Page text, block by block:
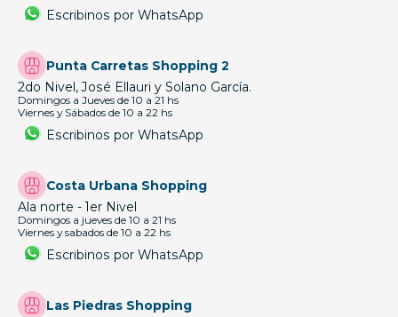
Escribinos por WhatsApp
Punta Carretas Shopping 2
2do Nivel, José Ellauri y Solano García.
Domingos a Jueves de 10 a 21 hs
Viernes y Sábados de 10 a 22 hs
Escribinos por WhatsApp
Costa Urbana Shopping
Ala norte - 1er Nivel
Domingos a jueves de 10 a 21 hs
Viernes y sabados de 10 a 22 hs
Escribinos por WhatsApp
Las Piedras Shopping